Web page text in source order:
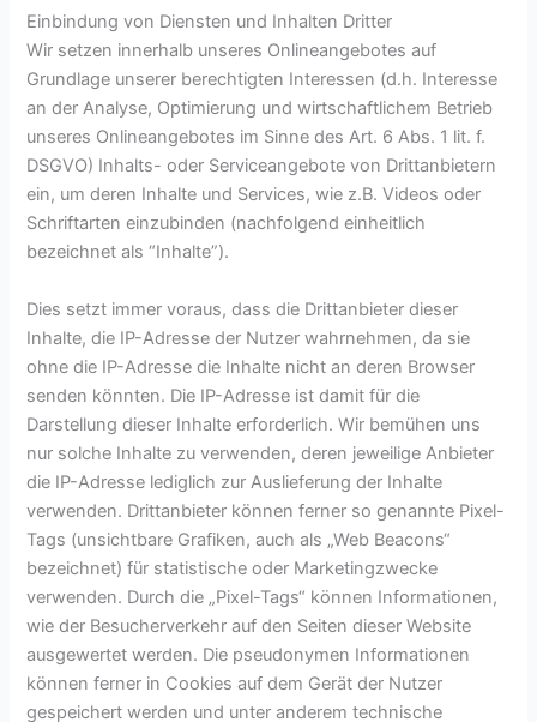
Einbindung von Diensten und Inhalten Dritter
Wir setzen innerhalb unseres Onlineangebotes auf
Grundlage unserer berechtigten Interessen (d.h. Interesse
an der Analyse, Optimierung und wirtschaftlichem Betrieb
unseres Onlineangebotes im Sinne des Art. 6 Abs. 1 lit. f.
DSGVO) Inhalts- oder Serviceangebote von Drittanbietern
ein, um deren Inhalte und Services, wie z.B. Videos oder
Schriftarten einzubinden (nachfolgend einheitlich
bezeichnet als “Inhalte”).
Dies setzt immer voraus, dass die Drittanbieter dieser
Inhalte, die IP-Adresse der Nutzer wahrnehmen, da sie
ohne die IP-Adresse die Inhalte nicht an deren Browser
senden könnten. Die IP-Adresse ist damit für die
Darstellung dieser Inhalte erforderlich. Wir bemühen uns
nur solche Inhalte zu verwenden, deren jeweilige Anbieter
die IP-Adresse lediglich zur Auslieferung der Inhalte
verwenden. Drittanbieter können ferner so genannte Pixel-
Tags (unsichtbare Grafiken, auch als „Web Beacons“
bezeichnet) für statistische oder Marketingzwecke
verwenden. Durch die „Pixel-Tags“ können Informationen,
wie der Besucherverkehr auf den Seiten dieser Website
ausgewertet werden. Die pseudonymen Informationen
können ferner in Cookies auf dem Gerät der Nutzer
gespeichert werden und unter anderem technische